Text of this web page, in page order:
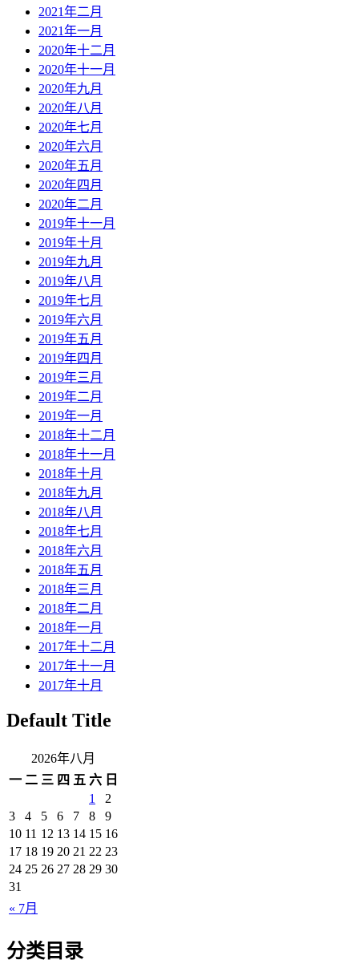
2021年二月
2021年一月
2020年十二月
2020年十一月
2020年九月
2020年八月
2020年七月
2020年六月
2020年五月
2020年四月
2020年二月
2019年十一月
2019年十月
2019年九月
2019年八月
2019年七月
2019年六月
2019年五月
2019年四月
2019年三月
2019年二月
2019年一月
2018年十二月
2018年十一月
2018年十月
2018年九月
2018年八月
2018年七月
2018年六月
2018年五月
2018年三月
2018年二月
2018年一月
2017年十二月
2017年十一月
2017年十月
Default Title
2026年八月
一 二 三 四 五 六 日
« 7月
1
2
3
4 5 6 7 8
9
10 11 12 13 14 15 16
17 18 19 20 21 22 23
24 25 26 27 28 29 30
31
分类目录